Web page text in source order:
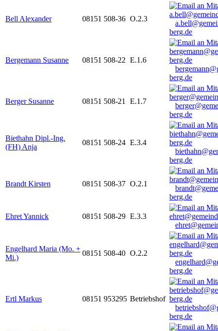
Bell Alexander 08151 508-36 O.2.3
berg.de
Bergemann Susanne 08151 508-22 E.1.6
berg.de
Berger Susanne 08151 508-21 E.1.7
berg.de
Biethahn Dipl.-Ing.
(FH) Anja
08151 508-24 E.3.4
berg.de
Brandt Kirsten 08151 508-37 O.2.1
berg.de
Ehret Yannick 08151 508-29 E.3.3
Engelhard Maria (Mo. +
Mi.)
08151 508-40 O.2.2
berg.de
Ertl Markus 08151 953295 Betriebshof
berg.de